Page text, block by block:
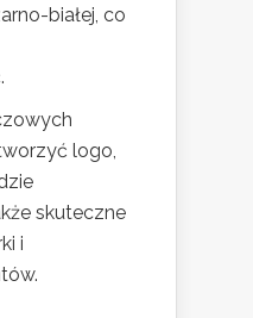
białej, co
logo,
skuteczne
i